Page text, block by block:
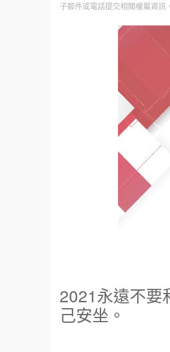
子郵件或電話提交相關權屬資訊
2021永遠不要
己安坐。